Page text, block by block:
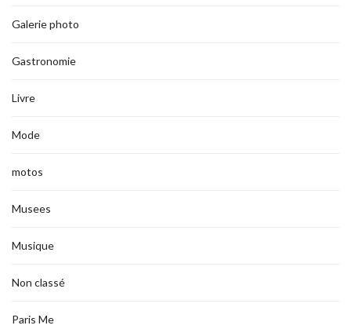
Galerie photo
Gastronomie
Livre
Mode
motos
Musees
Musique
Non classé
Paris Me